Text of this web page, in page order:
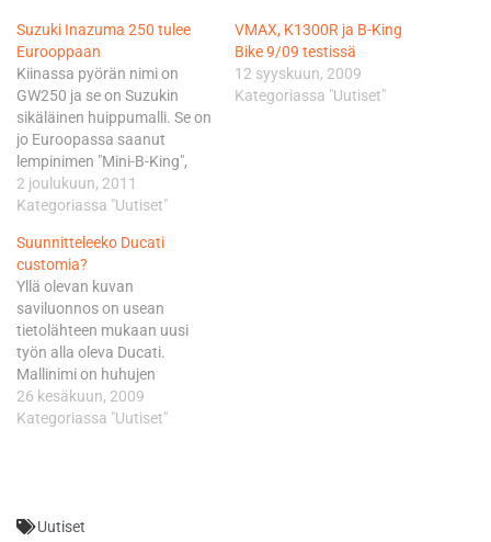
Suzuki Inazuma 250 tulee
Eurooppaan
Kiinassa pyörän nimi on
GW250 ja se on Suzukin
sikäläinen huippumalli. Se on
jo Euroopassa saanut
lempinimen "Mini-B-King",
mutta virallisesti mallin nimi
on Inazuma 250. Malli
Kiinassa lokakuussa, ja
muutama päivä sitten se
nähtiin Englannissa.
Ulkonäkö viittaa vahvasti B-
Kingiin, mutta pienemmässä
koossa. Teknisiä tietoja ei ole
vielä julkaistu,…
2 joulukuun, 2011
Kategoriassa "Uutiset"
VMAX, K1300R ja B-King
Bike 9/09 testissä
12 syyskuun, 2009
Kategoriassa "Uutiset"
Suunnitteleeko Ducati
customia?
Yllä olevan kuvan
saviluonnos on usean
tietolähteen mukaan uusi
työn alla oleva Ducati.
Mallinimi on huhujen
mukaan Vyper, mutta kuvan
luomuksesta käytetään
"rauhallisempi"
26 kesäkuun, 2009
Kategoriassa "Uutiset"
Uutiset